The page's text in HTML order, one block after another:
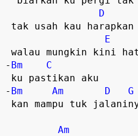
D
E
- Bm
C
- Bm Am D
G
Am